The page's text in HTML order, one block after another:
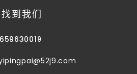
找到我们